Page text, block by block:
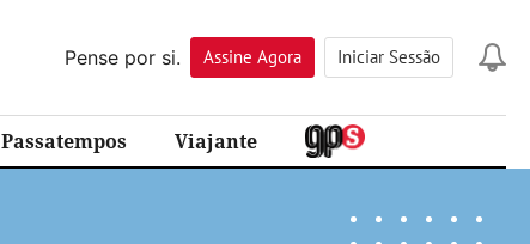
Pense por si.
Assine Agora Iniciar Sessão
Passatempos Viajante